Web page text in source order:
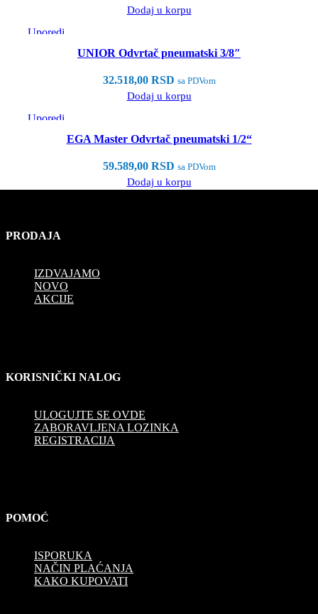
Dodaj u korpu
Uporedi
UNIOR Odvrtač pneumatski 3/8″
32.518,00 RSD sa PDVom
Dodaj u korpu
Uporedi
Brzi pregledEGA Master Odvrtač pneumatski 1/2“
59.589,00 RSD sa PDVom
Dodaj u korpu
PRODAJA
IZDVAJAMO
NOVO
AKCIJE
KORISNIČKI NALOG
ULOGUJTE SE OVDE
ZABORAVLJENA LOZINKA
REGISTRACIJA
POMOĆ
ISPORUKA
NAČIN PLAĆANJA
KAKO KUPOVATI